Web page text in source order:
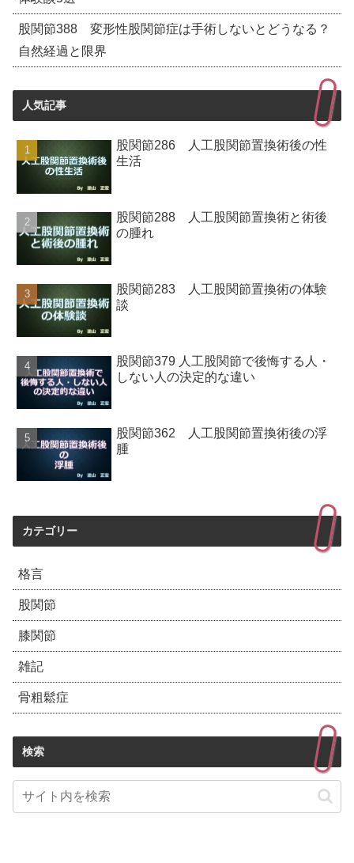
股関節388 変形性股関節症は手術しないとどうなる？
自然経過と限界
人気記事
股関節286 人工股関節置換術後の性
生活
股関節288 人工股関節置換術と術後
の腫れ
股関節283 人工股関節置換術の体験
談
股関節379 人工股関節で後悔する人・
しない人の決定的な違い
股関節362 人工股関節置換術後の浮
腫
カテゴリー
格言
股関節
膝関節
雑記
骨粗鬆症
検索